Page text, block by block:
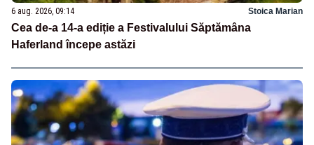
6 aug. 2026, 09:14 Stoica Marian
Cea de-a 14-a ediție a Festivalului Săptămâna
Haferland începe astăzi